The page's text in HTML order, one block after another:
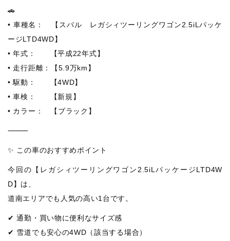
🚗
• 車種名： 【スバル レガシィツーリングワゴン2.5iLパッケ
ージLTD4WD】
• 年式： 【平成22年式】
• 走行距離：【5.9万km】
• 駆動： 【4WD】
• 車検： 【新規】
• カラー： 【ブラック】
⸻
✨ この車のおすすめポイント
今回の【レガシィツーリングワゴン2.5iLパッケージLTD4W
D】は、
道南エリアでも人気の高い1台です。
✔ 通勤・買い物に便利なサイズ感
✔ 雪道でも安心の4WD（該当する場合）